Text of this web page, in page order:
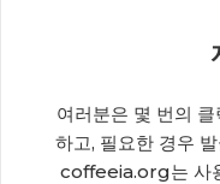
여러분은 몇 번의
하고, 필요한 경우
coffeeia.org는 사